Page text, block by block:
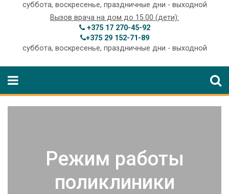
суббота, воскресенье, праздничные дни - выходной
Вызов врача на дом до 15.00 (дети):
+375 17 270-45-92
+375 29 152-71-89
суббота, воскресенье, праздничные дни - выходной
Режим работы
поликлиники